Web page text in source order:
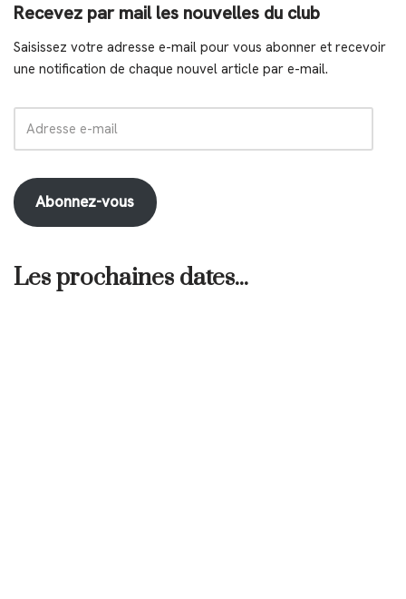
Recevez par mail les nouvelles du club
Saisissez votre adresse e-mail pour vous abonner et recevoir
une notification de chaque nouvel article par e-mail.
Abonnez-vous
Les prochaines dates...